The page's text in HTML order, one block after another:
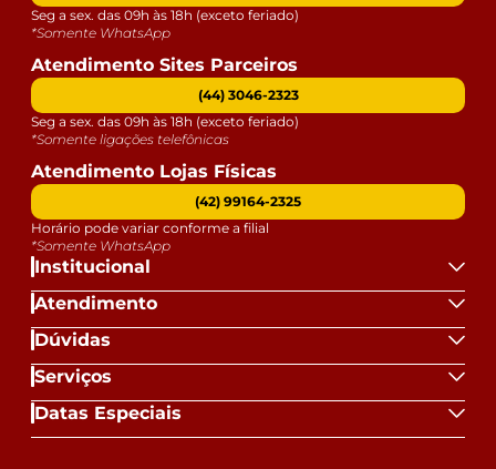
Institucional
Atendimento
Dúvidas
Serviços
Datas Especiais
Seg a sex. das 09h às 18h (exceto feriado)
*Somente WhatsApp
Atendimento Sites Parceiros
(44) 3046-2323
Seg a sex. das 09h às 18h (exceto feriado)
*Somente ligações telefônicas
Atendimento Lojas Físicas
(42) 99164-2325
Horário pode variar conforme a filial
*Somente WhatsApp